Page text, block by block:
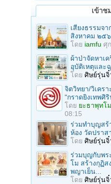
เข้าช
เสียงธรรมจ
สิงหาคม ๒๕
โดย iamfu ศุ
ผ้าป่าจัดหาเ
อุบัติเหตุและ
โดย ศิษย์รุ่นจิ๋
จิตวิทยา/วิเคร
"กราดยิงเทพศิ
โดย ยะธาพุทโ
08:15
ร่วมทําบุญสร้
ห้อง วัดปรา
โดย ศิษย์รุ่นจิ๋
ร่วมบุญกับพ
โม สร้างกุฏิส
พญาเย็น...
โดย ศิษย์รุ่นจิ๋